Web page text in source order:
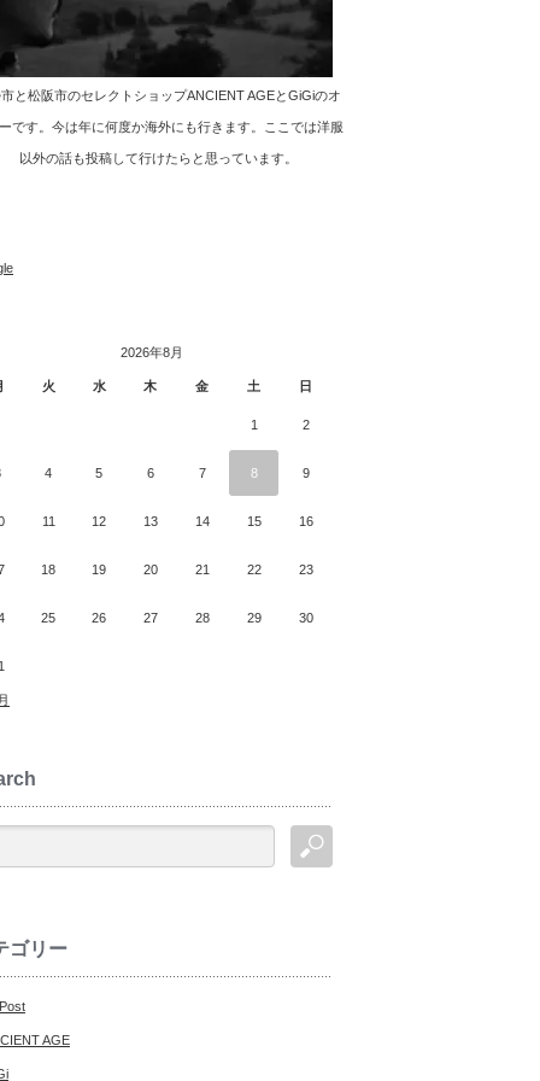
と松阪市のセレクトショップANCIENT AGEとGiGiのオ
です。今は年に何度か海外にも行きます。ここでは洋服
以外の話も投稿して行けたらと思っています。
2026年8月
火 水 木 金 土 日
1 2
4 5 6 7 8 9
11 12 13 14 15 16
18 19 20 21 22 23
25 26 27 28 29 30
ゴリー
AGE